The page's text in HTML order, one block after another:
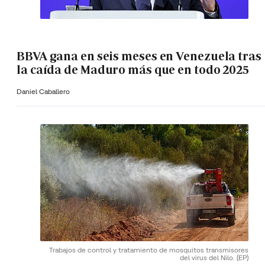
BBVA gana en seis meses en Venezuela tras
la caída de Maduro más que en todo 2025
Daniel Caballero
Trabajos de control y tratamiento de mosquitos transmisores
del virus del Nilo. (EP)